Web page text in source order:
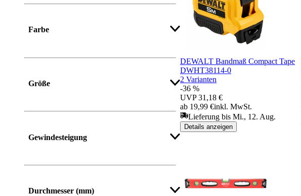
Farbe
Größe
Gewindesteigung
Durchmesser (mm)
DEWALT Bandmaß Compact Tape
DWHT38114-0
2 Varianten
-36 %
UVP 31,18 €
ab 19,99 €inkl. MwSt.
Lieferung bis Mi., 12. Aug.
Details anzeigen